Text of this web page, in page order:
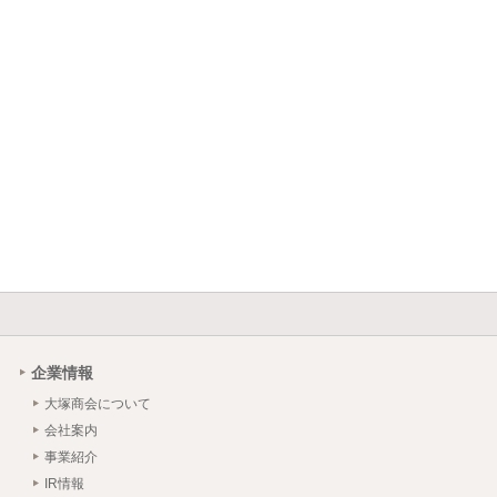
企業情報
大塚商会について
会社案内
事業紹介
IR情報